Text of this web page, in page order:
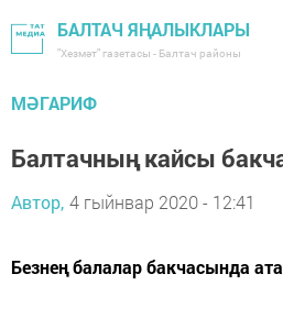
БАЛТАЧ ЯҢАЛЫКЛАРЫ
"Хезмәт" газетасы - Балтач районы
МӘГАРИФ
Балтачның кайсы
Автор, 4 гыйнвар 2020 - 12:41
Безнең балалар бакчасында